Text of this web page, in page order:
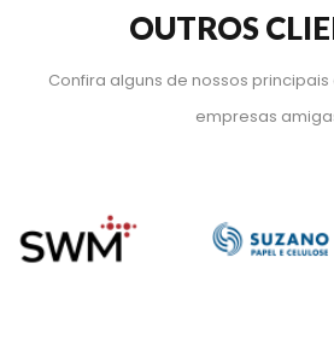
OUTROS
Confira alguns de nossos
empresas